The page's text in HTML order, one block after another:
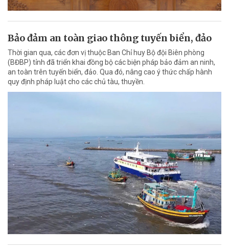
Bảo đảm an toàn giao thông tuyến biển, đảo
Thời gian qua, các đơn vị thuộc Ban Chỉ huy Bộ đội Biên phòng
(BĐBP) tỉnh đã triển khai đồng bộ các biện pháp bảo đảm an ninh,
an toàn trên tuyến biển, đảo. Qua đó, nâng cao ý thức chấp hành
quy định pháp luật cho các chủ tàu, thuyền.